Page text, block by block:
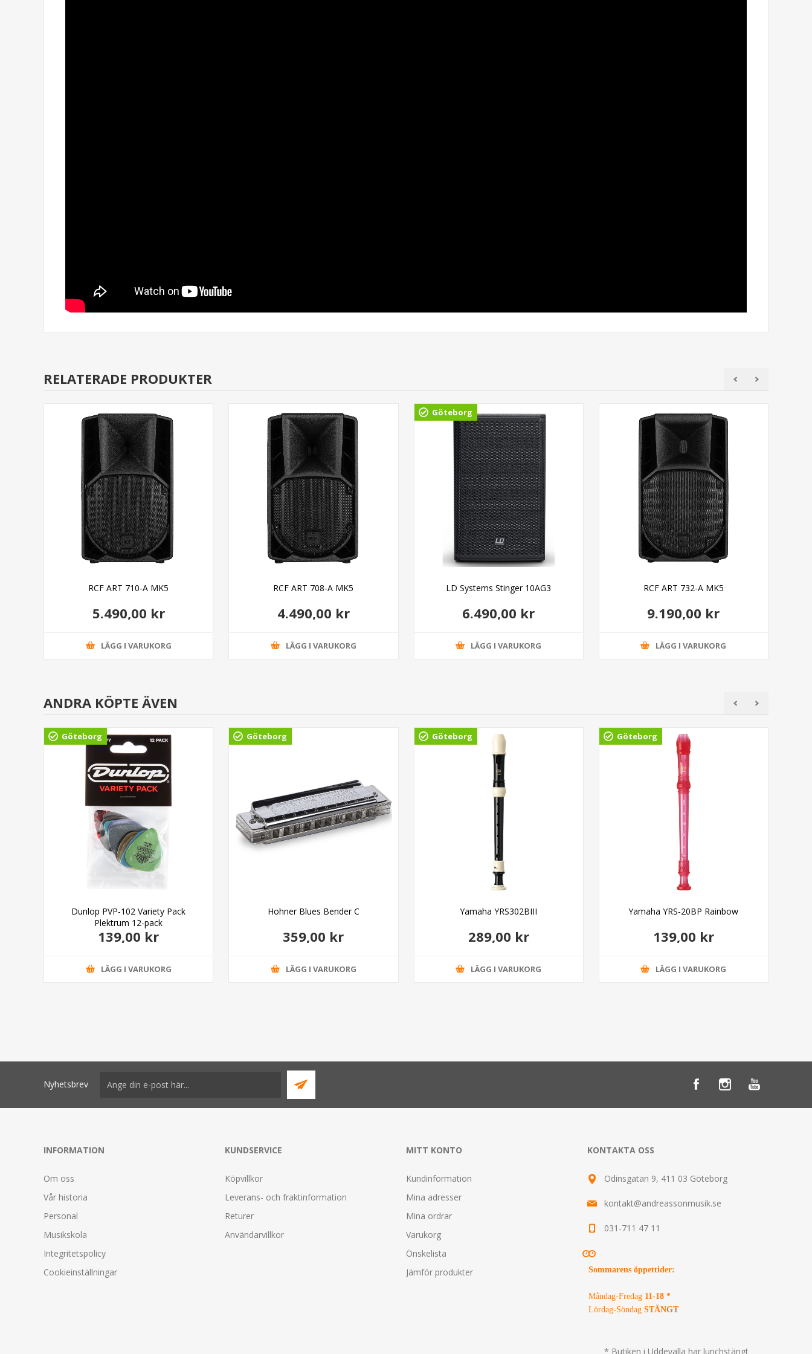
RELATERADE PRODUKTER
RCF ART 710-A MK5
5.490,00 kr
LÄGG I VARUKORG
RCF ART 708-A MK5
4.490,00 kr
LÄGG I VARUKORG
Göteborg
LD Systems Stinger 10AG3
6.490,00 kr
LÄGG I VARUKORG
RCF ART 732-A MK5
9.190,00 kr
LÄGG I VARUKORG
ANDRA KÖPTE ÄVEN
Göteborg
Dunlop PVP-102 Variety Pack
Plektrum 12-pack
139,00 kr
LÄGG I VARUKORG
Göteborg
Hohner Blues Bender C
359,00 kr
LÄGG I VARUKORG
Göteborg
Yamaha YRS302BIII
289,00 kr
LÄGG I VARUKORG
Göteborg
Yamaha YRS-20BP Rainbow
139,00 kr
LÄGG I VARUKORG
Nyhetsbrev
INFORMATION
Om oss
Vår historia
Personal
Musikskola
Integritetspolicy
Cookieinställningar
KUNDSERVICE
Köpvillkor
Leverans- och fraktinformation
Returer
Användarvillkor
MITT KONTO
Kundinformation
Mina adresser
Mina ordrar
Varukorg
Önskelista
Jämför produkter
KONTAKTA OSS
Odinsgatan 9, 411 03 Göteborg
kontakt@andreassonmusik.se
031-711 47 11
Sommarens öppettider:
Måndag-Fredag 11-18 *
Lördag-Söndag STÄNGT
* Butiken i Uddevalla har lunchstängt